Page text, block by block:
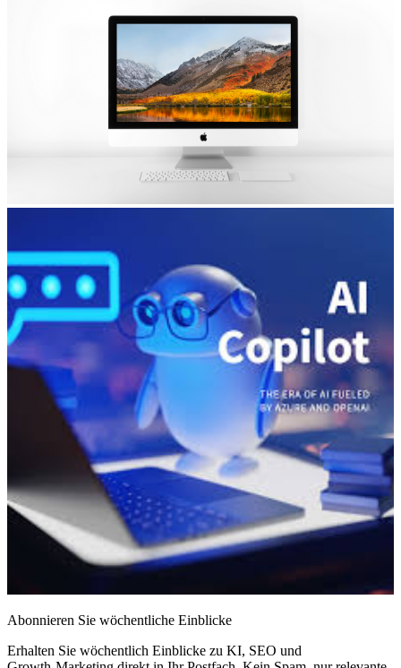
Abonnieren Sie wöchentliche Einblicke
Erhalten Sie wöchentlich Einblicke zu KI, SEO und